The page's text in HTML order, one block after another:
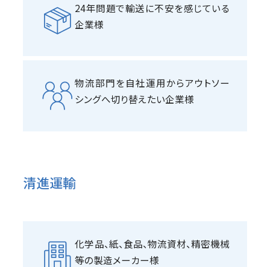
24年問題で輸送に不安を感じている
企業様
物流部門を自社運用からアウトソー
シングへ切り替えたい企業様
清進運輸
化学品、紙、食品、物流資材、精密機械
等の製造メーカー様